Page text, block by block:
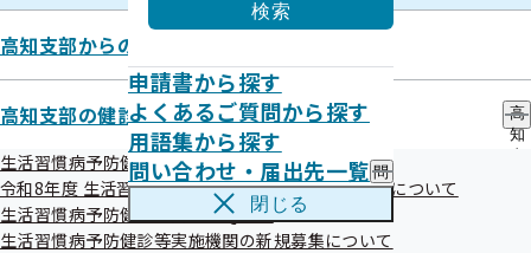
検索
申請書から探す
よくあるご質問から探す
用語集から探す
問い合わせ・届出先一覧 問
い
わ
閉じる
高知支部からのお知らせ
高知支部の健診・保健指導のご案内
高
知
生活習慣病予防健診のご案内
令和8年度 生活習慣病予防健診機関の受付開始時期について
生活習慣病予防健診に関するＱ＆Ａ
生活習慣病予防健診等実施機関の新規募集について
高知支部
令和08年度 生活習慣病予防健診
実施機関一覧（ご本人さま）